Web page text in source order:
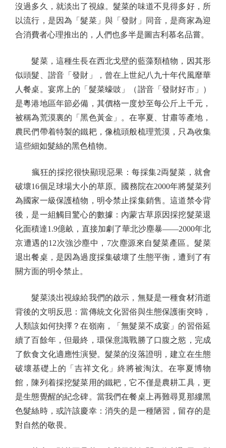
沒過多久，就淡出了視線。髮菜的味道不見得多好，所
以流行，是因為「髮菜」與「發財」同音，是商家為迎
合消費者心理推出的，人們也多半是圖吉利慕名品嘗。
髮菜，這種生長在西北戈壁的藍藻類植物，因其形
似頭髮、諧音「發財」，曾在上世紀八九十年代風靡華
人餐桌。宴席上的「髮菜蠔豉」（諧音「發財好市」）
是粵港地區年節必備，其價格一度炒至每公斤上千元，
被稱為荒漠裏的「黑色黃金」。在寧夏、甘肅等產地，
農民們帶着特製的鐵耙，像梳頭般梳理荒漠，只為收集
這些細如髮絲的黑色植物。
瘋狂的採挖很快顯現惡果：每採集2両髮菜，就會
破壞16個足球場大小的草原。國務院在2000年將髮菜列
為國家一級保護植物，明令禁止採集銷售。這道禁令背
後，是一組觸目驚心的數據：內蒙古草原因採挖髮菜退
化面積達1.9億畝，直接加劇了華北沙塵暴——2000年北
京遭遇的12次強沙塵中，7次塵源來自髮菜產區。髮菜
退出餐桌，是因為過度採集破壞了生態平衡，遭到了有
關方面的明令禁止。
髮菜淡出視線給我們的啟示，無疑是一種食材消逝
背後的文明反思：當傳統文化習俗與生態保護衝突時，
人類該如何抉擇？在嶺南，「無髮菜不成宴」的習俗延
續了百餘年，但最終，環保意識戰勝了口腹之慾，完成
了飲食文化適應性演變。髮菜的沒落證明，建立在生態
破壞基礎上的「吉祥文化」終將被淘汰。在寧夏博物
館，陳列着採挖髮菜用的鐵耙，它不僅是農耕工具，更
是生態覺醒的紀念碑。當我們在餐桌上再難尋覓那縷黑
色髮絲時，或許該慶幸：消失的是一種陋習，留存的是
對自然的敬畏。